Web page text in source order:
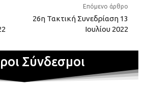
Επόμενο άρθρο
26η Τακτική Συνεδρίαση 13
Ιουλίου 2022
Σύνδεσμοι